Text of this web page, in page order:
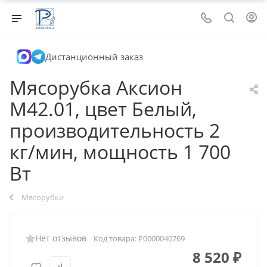
Дистанционный заказ
Мясорубка Аксион
М42.01, цвет Белый,
производительность 2
кг/мин, мощность 1 700
Вт
Мясорубки
Нет отзывов Код товара: Р0000040769
8 520 ₽